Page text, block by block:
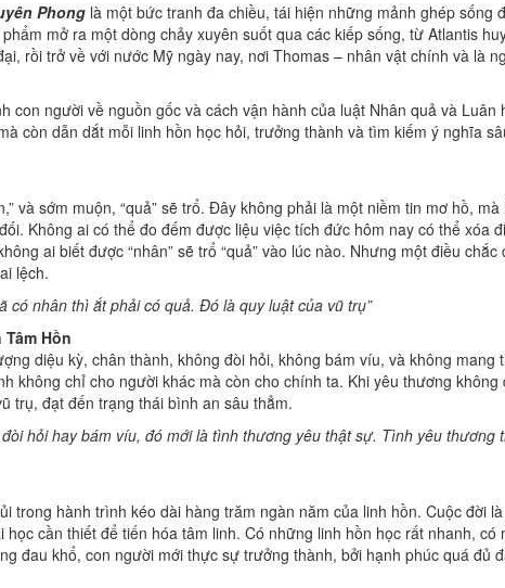
Phong là một bức tranh đa chiều, tái hiện những mảnh ghép sống
mở ra một dòng chảy xuyên suốt qua các kiếp sống, từ Atlantis
rồi trở về với nước Mỹ ngày nay, nơi Thomas – nhân vật chính và là
con người về nguồn gốc và cách vận hành của luật Nhân quả và Luân
còn dẫn dắt mỗi linh hồn học hỏi, trưởng thành và tìm kiếm ý nghĩa
và sớm muộn, “quả” sẽ trổ. Đây không phải là một niềm tin mơ hồ,
Không ai có thể đo đếm được liệu việc tích đức hôm nay có thể xóa
ai biết được “nhân” sẽ trổ “quả” vào lúc nào. Nhưng một điều chắc
lệch.
có nhân thì ắt phải có quả. Đó là quy luật của vũ trụ”
Hồn
diệu kỳ, chân thành, không đòi hỏi, không bám víu, và không mang
không chỉ cho người khác mà còn cho chính ta. Khi yêu thương không
trụ, đạt đến trạng thái bình an sâu thẳm.
hỏi hay bám víu, đó mới là tình thương yêu thật sự. Tình yêu thương
trong hành trình kéo dài hàng trăm ngàn năm của linh hồn. Cuộc đời
cần thiết để tiến hóa tâm linh. Có những linh hồn học rất nhanh, có
đau khổ, con người mới thực sự trưởng thành, bởi hạnh phúc quá đủ